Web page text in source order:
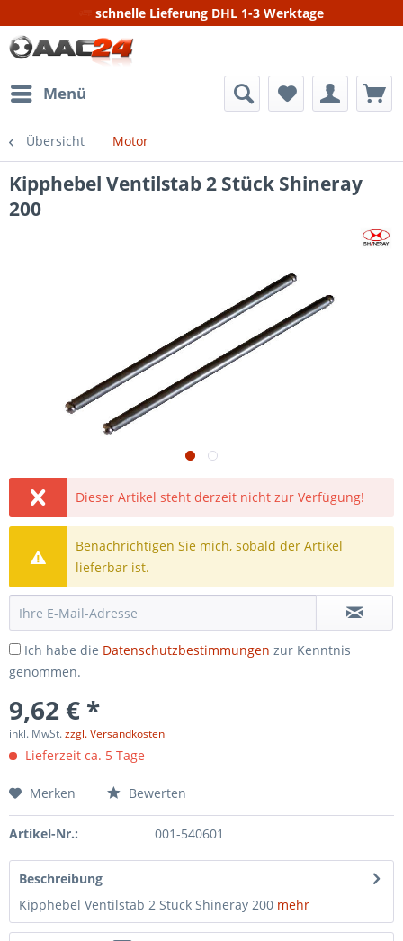
schnelle Lieferung DHL 1-3 Werktage
Menü
Übersicht Motor
Kipphebel Ventilstab 2 Stück Shineray
200
Dieser Artikel steht derzeit nicht zur Verfügung!
Benachrichtigen Sie mich, sobald der Artikel
lieferbar ist.
Ich habe die Datenschutzbestimmungen zur Kenntnis
genommen.
9,62 € *
inkl. MwSt.zzgl. Versandkosten
Lieferzeit ca. 5 Tage
Merken Bewerten
Artikel-Nr.: 001-540601
Beschreibung
Kipphebel Ventilstab 2 Stück Shineray 200 mehr